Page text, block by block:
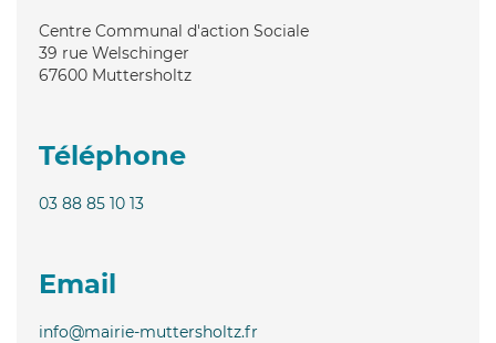
Centre Communal d'action Sociale
39 rue Welschinger
67600 Muttersholtz
Téléphone
03 88 85 10 13
Email
info@mairie-muttersholtz.fr